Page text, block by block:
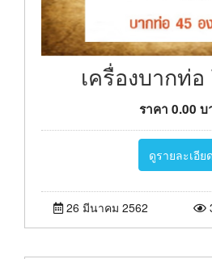
เครื่องบากท่อ
ราคา 0.00 บ
ดูรายละเอียด
26 มีนาคม 2562